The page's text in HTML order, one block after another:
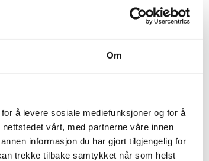
Om
å levere sosiale mediefunksjoner og for å
vårt, med partnerne våre innen
informasjon du har gjort tilgjengelig for
trekke tilbake samtykket når som helst